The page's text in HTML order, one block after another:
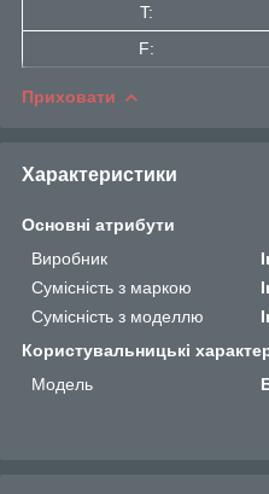
T:
F:
Приховати
Характеристики
Основні атрибути
Виробник
Сумісність з маркою
Сумісність з моделлю
Користувальницькі
Мoдель